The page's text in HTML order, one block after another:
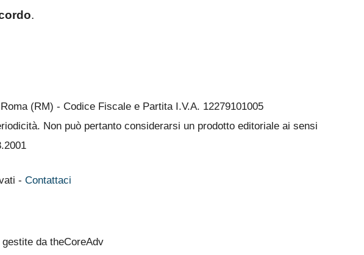
.
(RM) - Codice Fiscale e Partita I.V.A. 12279101005
Non può pertanto considerarsi un prodotto editoriale ai sensi
- Contattaci
da theCoreAdv